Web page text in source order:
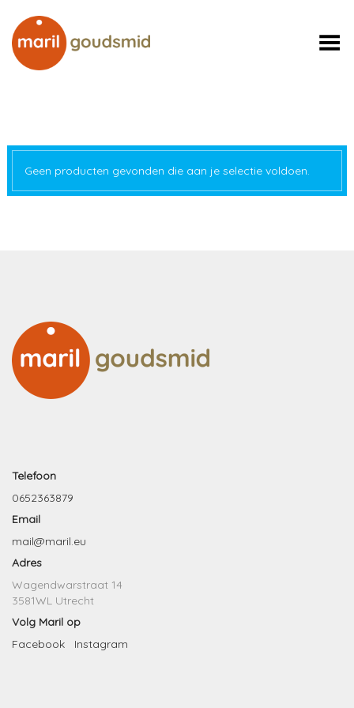
Toggle Menu
Geen producten gevonden die aan je selectie voldoen.
Telefoon
0652363879
Email
mail@maril.eu
Adres
Wagendwarstraat 14
3581WL Utrecht
Volg Maril op
Facebook
Instagram